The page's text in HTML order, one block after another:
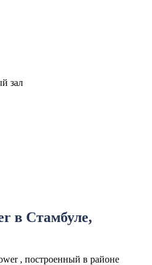
зал
в Стамбуле,
, построенный в районе